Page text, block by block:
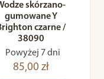
skórzano-
gumowane Y
czarne /
38090
Powyżej 7 dni
85,00 zł